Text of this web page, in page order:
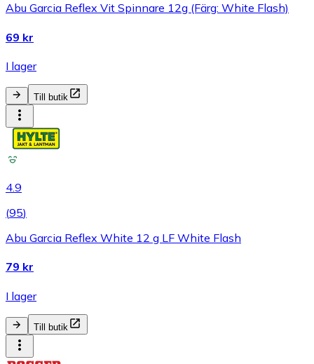
Abu Garcia Reflex Vit Spinnare 12g (Färg: White Flash)
69 kr
I lager
Till butik
4.9
(95)
Abu Garcia Reflex White 12 g LF White Flash
79 kr
I lager
Till butik